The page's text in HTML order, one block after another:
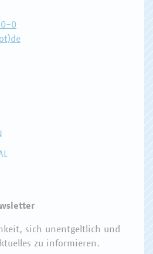
0
sich unentgeltlich und
zu informieren.